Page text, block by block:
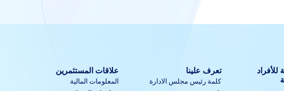
تعرف علينا
كلمة رئيس مجلس الادارة
علاقات المستثمرين
المعلومات المالية